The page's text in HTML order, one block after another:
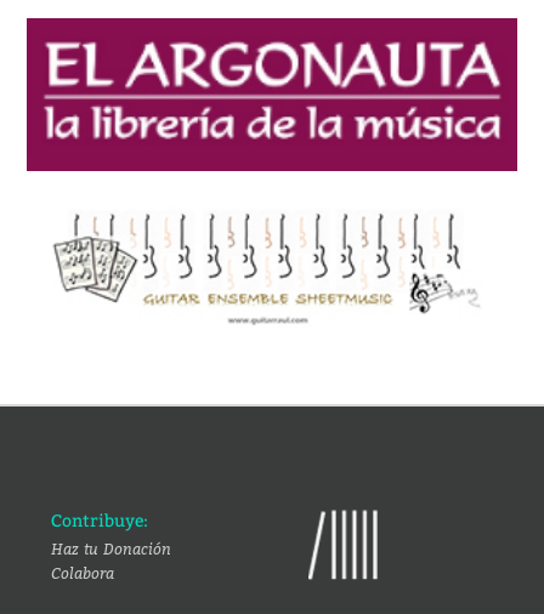
Contribuye:
Haz tu Donación
Colabora